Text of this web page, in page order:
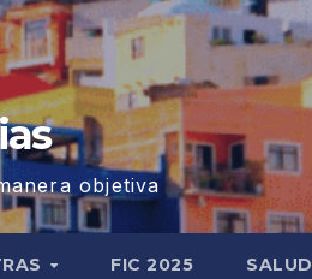
objetiva
FIC 2025 SALUD